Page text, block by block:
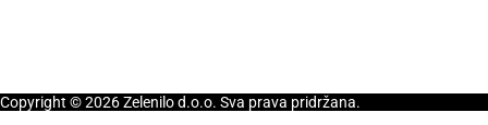
Copyright © 2026 Zelenilo d.o.o. Sva prava pridržana.